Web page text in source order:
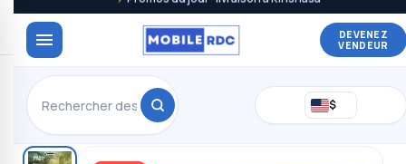
DEVENEZ
VENDEUR
$